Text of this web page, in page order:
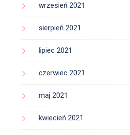
wrzesień 2021
sierpień 2021
lipiec 2021
czerwiec 2021
maj 2021
kwiecień 2021